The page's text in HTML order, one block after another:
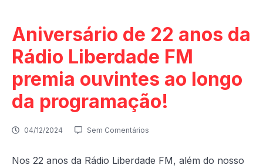
Aniversário de 22 anos da
Rádio Liberdade FM
premia ouvintes ao longo
da programação!
04/12/2024 Sem Comentários
Nos 22 anos da Rádio Liberdade FM, além do nosso